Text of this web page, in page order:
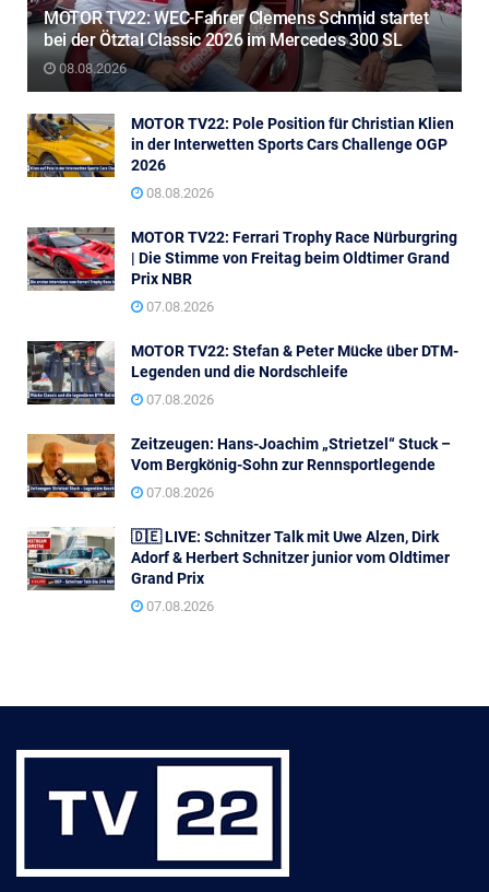
MOTOR TV22: WEC-Fahrer Clemens Schmid startet
bei der Ötztal Classic 2026 im Mercedes 300 SL
08.08.2026
MOTOR TV22: Pole Position für Christian Klien
in der Interwetten Sports Cars Challenge OGP
2026
08.08.2026
MOTOR TV22: Ferrari Trophy Race Nürburgring
| Die Stimme von Freitag beim Oldtimer Grand
Prix NBR
07.08.2026
MOTOR TV22: Stefan & Peter Mücke über DTM-
Legenden und die Nordschleife
07.08.2026
Zeitzeugen: Hans-Joachim „Strietzel“ Stuck –
Vom Bergkönig-Sohn zur Rennsportlegende
07.08.2026
🇩🇪 LIVE: Schnitzer Talk mit Uwe Alzen, Dirk
Adorf & Herbert Schnitzer junior vom Oldtimer
Grand Prix
07.08.2026